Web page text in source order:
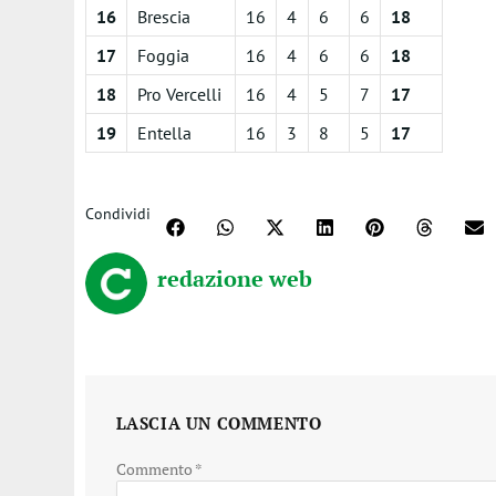
16
Brescia 16 4 6 6
18
17
Foggia 16 4 6 6
18
18
Pro Vercelli 16 4 5 7
17
19
Entella 16 3 8 5 17
Condividi
redazione web
LASCIA UN COMMENTO
Commento *